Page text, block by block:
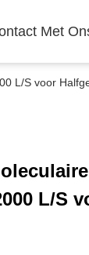
Met
L/S voor
L/S